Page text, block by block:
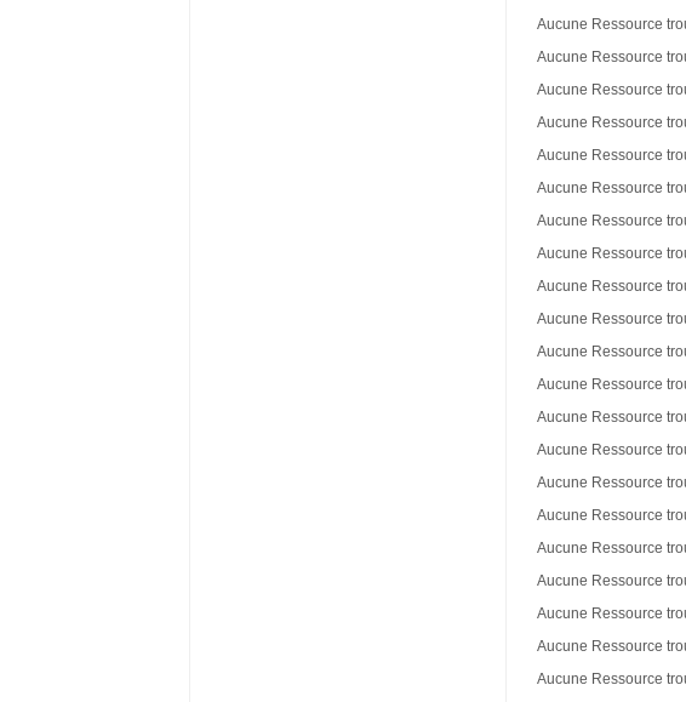
Aucune Ressource
Aucune Ressource
Aucune Ressource
Aucune Ressource
Aucune Ressource
Aucune Ressource
Aucune Ressource
Aucune Ressource
Aucune Ressource
Aucune Ressource
Aucune Ressource
Aucune Ressource
Aucune Ressource
Aucune Ressource
Aucune Ressource
Aucune Ressource
Aucune Ressource
Aucune Ressource
Aucune Ressource
Aucune Ressource
Aucune Ressource